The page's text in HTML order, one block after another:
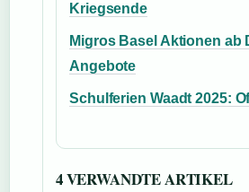
Kriegsende
Migros Basel Aktionen ab
Angebote
Schulferien Waadt 2025:
4 VERWANDTE ARTIKEL